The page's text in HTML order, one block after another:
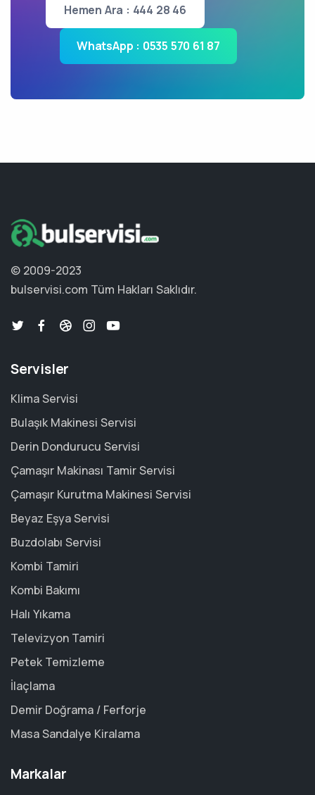
Hemen Ara : 444 28 46
WhatsApp : 0535 570 61 87
© 2009-2023
bulservisi.com Tüm Hakları Saklıdır.
Servisler
Klima Servisi
Bulaşık Makinesi Servisi
Derin Dondurucu Servisi
Çamaşır Makinası Tamir Servisi
Çamaşır Kurutma Makinesi Servisi
Beyaz Eşya Servisi
Buzdolabı Servisi
Kombi Tamiri
Kombi Bakımı
Halı Yıkama
Televizyon Tamiri
Petek Temizleme
İlaçlama
Demir Doğrama / Ferforje
Masa Sandalye Kiralama
Markalar